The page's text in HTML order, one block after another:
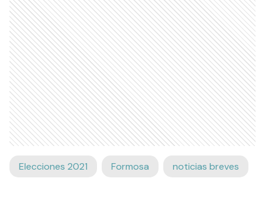
Elecciones 2021 Formosa noticias breves